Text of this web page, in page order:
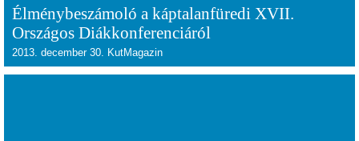
Élménybeszámoló a káptalanfüredi XVII.
Országos Diákkonferenciáról
2013. december 30. KutMagazin